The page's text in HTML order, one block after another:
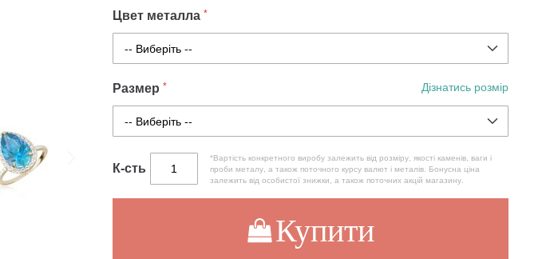
Цвет металла
Размер Дізнатись розмір
К-сть
*Вартість конкретного виробу залежить від розміру, якості каменів, ваги і
проби металу, а також поточного курсу валют і металів. Бонусна ціна
залежить від особистої знижки, а також поточних акцій магазину.
Купити